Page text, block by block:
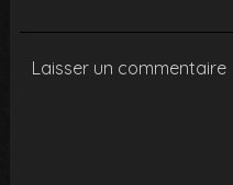
Laisser un commentaire